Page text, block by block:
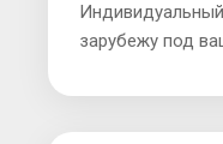
зарубежу под